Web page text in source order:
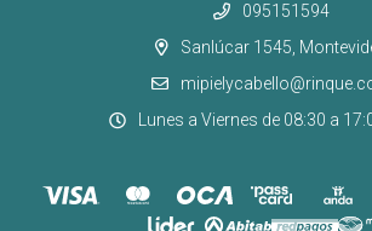
095151594
Sanlúcar 1545,
Lunes a Viernes de 08:30 a